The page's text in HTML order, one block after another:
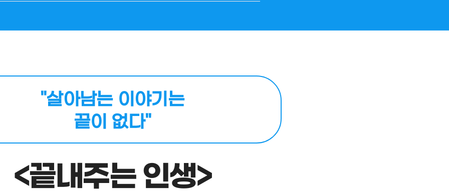
"살아남는 이야기는
끝이 없다"
<끝내주는 인생>